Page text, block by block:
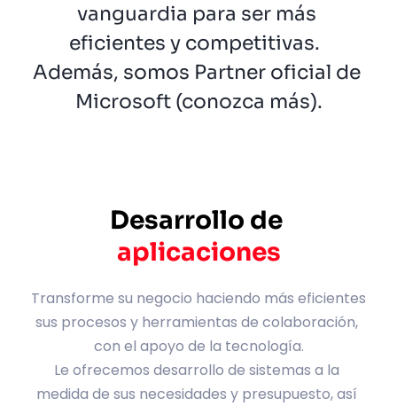
vanguardia para ser más
eficientes y competitivas.
Además, somos Partner oficial de
Microsoft (conozca más).
Desarrollo de
aplicaciones
Transforme su negocio haciendo más eficientes
sus procesos y herramientas de colaboración,
con el apoyo de la tecnología.
Le ofrecemos desarrollo de sistemas a la
medida de sus necesidades y presupuesto, así